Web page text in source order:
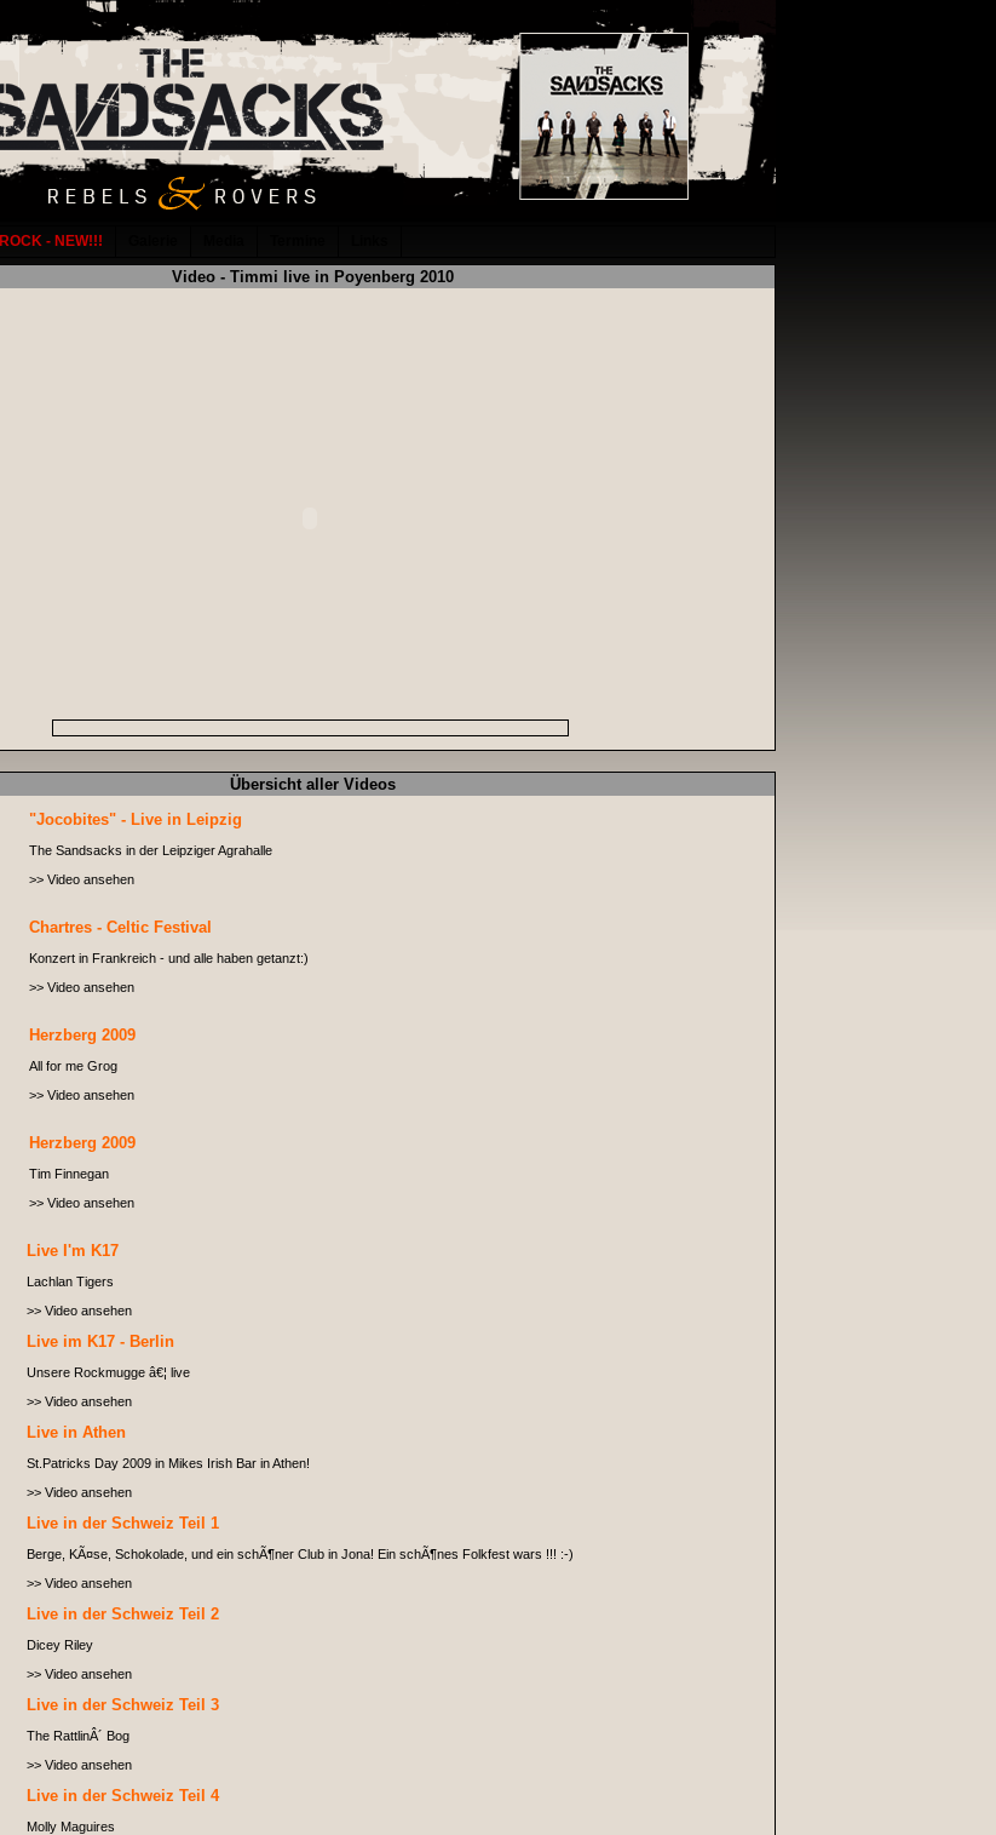
ROCK - NEW!!!
Video - Timmi live in Poyenberg 2010
Übersicht aller Videos
"Jocobites" - Live in Leipzig
The Sandsacks in der Leipziger Agrahalle
>> Video ansehen
Chartres - Celtic Festival
Konzert in Frankreich - und alle haben getanzt:)
>> Video ansehen
Herzberg 2009
All for me Grog
>> Video ansehen
Herzberg 2009
Tim Finnegan
>> Video ansehen
Live I'm K17
Lachlan Tigers
>> Video ansehen
Live im K17 - Berlin
Unsere Rockmugge â€¦ live
>> Video ansehen
Live in Athen
St.Patricks Day 2009 in Mikes Irish Bar in Athen!
>> Video ansehen
Live in der Schweiz Teil 1
Berge, KÃ¤se, Schokolade, und ein schÃ¶ner Club in Jona! Ein schÃ¶nes Folkfest wars !!! :-)
>> Video ansehen
Live in der Schweiz Teil 2
Dicey Riley
>> Video ansehen
Live in der Schweiz Teil 3
The RattlinÂ´ Bog
>> Video ansehen
Live in der Schweiz Teil 4
Molly Maguires